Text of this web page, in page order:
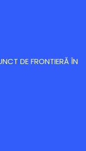
DE FRONTIERĂ ÎN